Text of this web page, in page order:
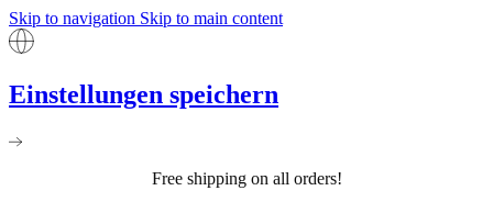
Skip to navigation Skip to main content
Einstellungen speichern
Free shipping on all orders!